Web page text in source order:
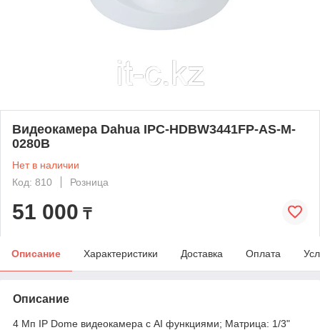
Видеокамера Dahua IPC-HDBW3441FР-AS-M-
0280B
Нет в наличии
Код: 810
Розница
51 000 ₸
Описание Характеристики Доставка Оплата
Описание
4 Мп IP Dome видеокамера с AI функциями; Матрица: 1/3"